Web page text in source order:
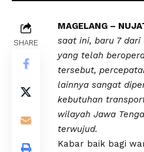
SHARE
MAGELANG –
saat ini, baru 7 dari
yang telah
tersebut,
lainnya sangat
kebutuhan
wilayah Jawa
terwujud.
Kabar baik bagi